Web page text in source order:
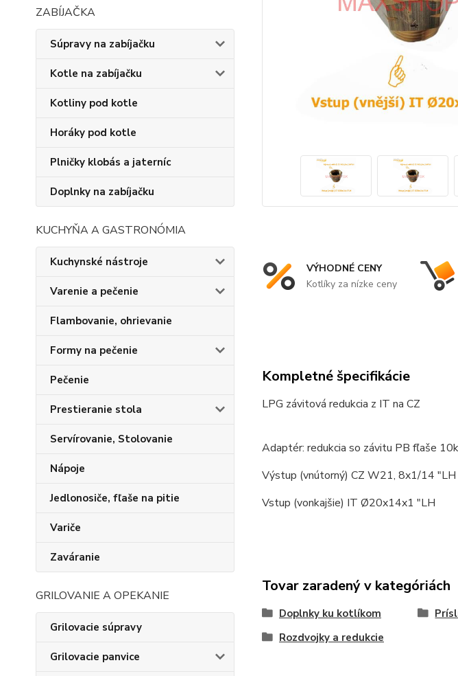
ZABÍJAČKA
Súpravy na zabíjačku
Kotle na zabíjačku
Kotliny pod kotle
Horáky pod kotle
Plničky klobás a jaterníc
Doplnky na zabíjačku
KUCHYŇA A GASTRONÓMIA
Kuchynské nástroje
Varenie a pečenie
Flambovanie, ohrievanie
Formy na pečenie
Pečenie
Prestieranie stola
Servírovanie, Stolovanie
Nápoje
Jedlonosiče, fľaše na pitie
Variče
Zaváranie
GRILOVANIE A OPEKANIE
Grilovacie súpravy
Grilovacie panvice
VÝHODNÉ CENY
Kotlíky za nízke ceny
Kompletné špecifikácie
LPG závitová redukcia z IT na CZ
Adaptér: redukcia so závitu PB fľaše
Výstup (vnútorný) CZ W21, 8x1/14 "LH
Vstup (vonkajšie) IT Ø20x14x1 "LH
Tovar zaradený v kategóriách
Doplnky ku kotlíkom
Rozdvojky a redukcie